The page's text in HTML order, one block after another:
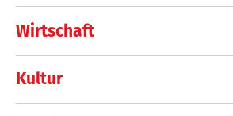
Wirtschaft
Kultur